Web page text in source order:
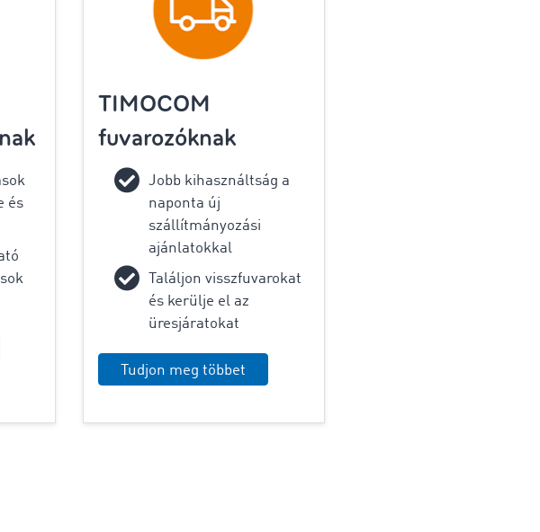
és
TIMOCOM
fuvarozóknak
Jobb kihasználtság a
naponta új
szállítmányozási
ajánlatokkal
Találjon visszfuvarokat
és kerülje el az
üresjáratokat
Tudjon meg többet